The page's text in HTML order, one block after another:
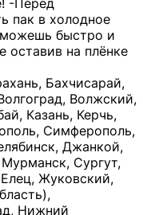
-Перед
пак в холодное
быстро и
оставив на плёнке
Бахчисарай,
Волжский,
Казань, Керчь,
Симферополь,
Джанкой,
Сургут,
Жуковский,
Нижний